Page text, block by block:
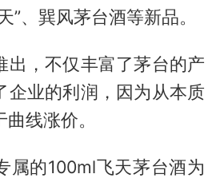
”、巽风茅台酒等新品。
出，不仅丰富了茅台的产
企业的利润，因为从本质
曲线涨价。
属的100ml飞天茅台酒为